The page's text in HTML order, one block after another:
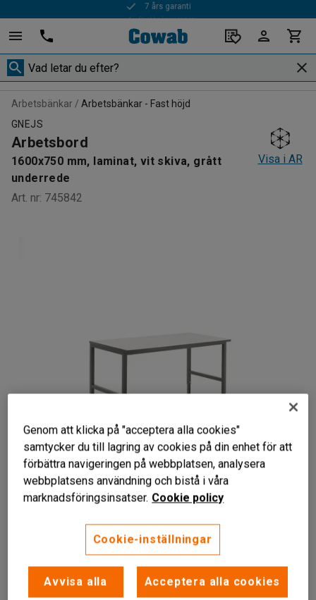
Snabba leveranser
Arbetsbänkar
Arbetsbänkar - Fast höjd
GNEJS
Arbetsbord
1600x750 mm, laminat, vit skiva, grått
underrede
Art. nr: 745842
Visa i AR
Liknande produkter
Slitstark bänkskiva
Manuellt justerbar i höjdled
Kan anpassas efter dina behov
Pålitligt och slitstarkt arbetsbord som kan justeras i höjdled
Genom att klicka på "acceptera alla cookies"
samtycker du till lagring av cookies på din enhet för att
förbättra navigeringen på webbplatsen, analysera
webbplatsens användning och bistå i våra
marknadsföringsinsatser. Cookie policy
Cookie-inställningar
Avvisa alla Acceptera alla cookies